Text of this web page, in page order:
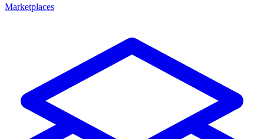
Marketplaces